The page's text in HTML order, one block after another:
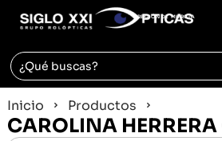
REGIÓN DE MURCIA
Inicio Productos
CAROLINA